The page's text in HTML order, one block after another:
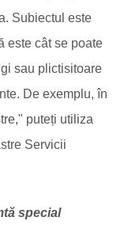
Subiectul este
este cât se poate
sau plictisitoare
De exemplu, în
puteți utiliza
Servicii
special